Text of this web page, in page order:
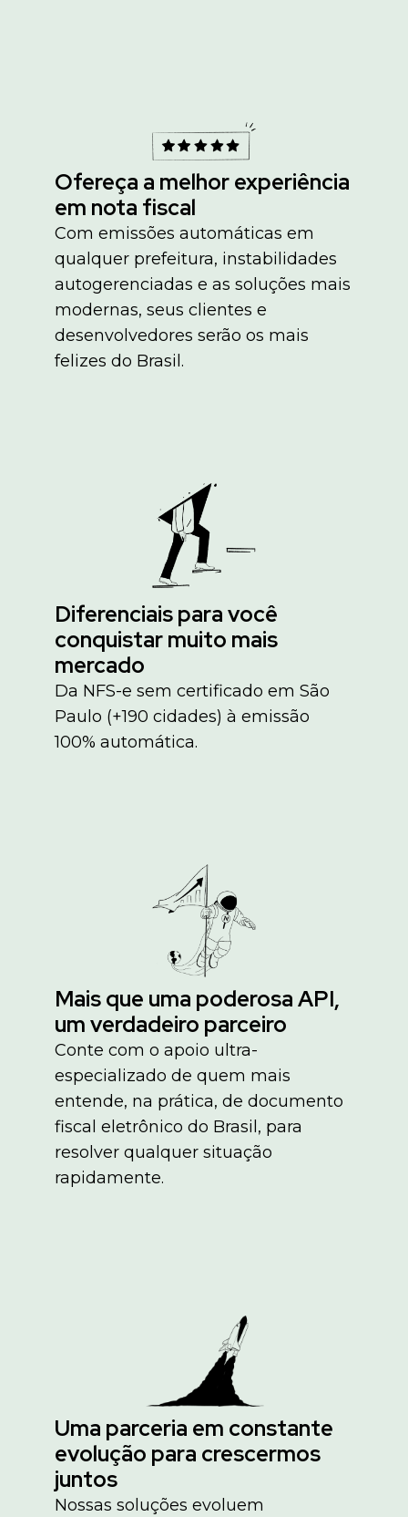
Ofereça a melhor experiência
em nota fiscal
Com emissões automáticas em
qualquer prefeitura, instabilidades
autogerenciadas e as soluções mais
modernas, seus clientes e
desenvolvedores serão os mais
felizes do Brasil.
Diferenciais para você
conquistar muito mais
mercado
Da NFS-e sem certificado em São
Paulo (+190 cidades) à emissão
100% automática.
Mais que uma poderosa API,
um verdadeiro parceiro
Conte com o apoio ultra-
especializado de quem mais
entende, na prática, de documento
fiscal eletrônico do Brasil, para
resolver qualquer situação
rapidamente.
Uma parceria em constante
evolução para crescermos
juntos
Nossas soluções evoluem